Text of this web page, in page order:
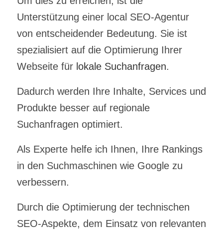
Unterstützung einer local SEO-Agentur
von entscheidender Bedeutung. Sie ist
spezialisiert auf die Optimierung Ihrer
Webseite für lokale Suchanfragen.
Dadurch werden Ihre Inhalte, Services und
Produkte besser auf regionale
Suchanfragen optimiert.
Als Experte helfe ich Ihnen, Ihre Rankings
in den Suchmaschinen wie Google zu
verbessern.
Durch die Optimierung der technischen
SEO-Aspekte, dem Einsatz von relevanten